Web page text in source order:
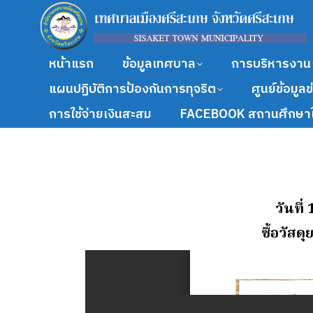
หน้าแรก ข้อมูลเทศบาล การบริหารงาน
แผนปฏิบัติการป้องกันการทุจริต
ศูนย์ข้อมูล
การใช้จ่ายเงินสะสม
FACEBOOK สถานศึกษ
วันที่
ซื้อวัสดุ